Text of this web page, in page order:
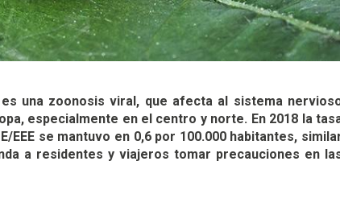
una zoonosis viral, que afecta al sistema
especialmente en el centro y norte. En 2018 la
se mantuvo en 0,6 por 100.000 habitantes,
a residentes y viajeros tomar precauciones en